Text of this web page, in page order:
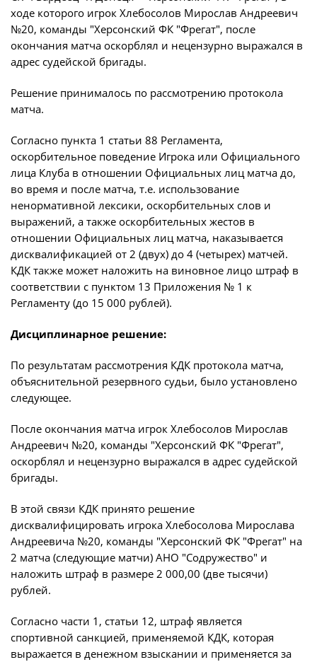
ходе которого игрок Хлебосолов Мирослав Андреевич
№20, команды "Херсонский ФК "Фрегат", после
окончания матча оскорблял и нецензурно выражался в
адрес судейской бригады.
Решение принималось по рассмотрению протокола
матча.
Согласно пункта 1 статьи 88 Регламента,
оскорбительное поведение Игрока или Официального
лица Клуба в отношении Официальных лиц матча до,
во время и после матча, т.е. использование
ненормативной лексики, оскорбительных слов и
выражений, а также оскорбительных жестов в
отношении Официальных лиц матча, наказывается
дисквалификацией от 2 (двух) до 4 (четырех) матчей.
КДК также может наложить на виновное лицо штраф в
соответствии с пунктом 13 Приложения № 1 к
Регламенту (до 15 000 рублей).
Дисциплинарное решение:
По результатам рассмотрения КДК протокола матча,
объяснительной резервного судьи, было установлено
следующее.
После окончания матча игрок Хлебосолов Мирослав
Андреевич №20, команды "Херсонский ФК "Фрегат",
оскорблял и нецензурно выражался в адрес судейской
бригады.
В этой связи КДК принято решение
дисквалифицировать игрока Хлебосолова Мирослава
Андреевича №20, команды "Херсонский ФК "Фрегат" на
2 матча (следующие матчи) АНО "Содружество" и
наложить штраф в размере 2 000,00 (две тысячи)
рублей.
Согласно части 1, статьи 12, штраф является
спортивной санкцией, применяемой КДК, которая
выражается в денежном взыскании и применяется за